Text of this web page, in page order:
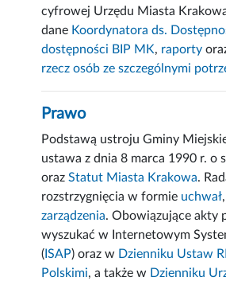
cyfrowej Urzędu Miasta
dane Koordynatora ds.
dostępności BIP MK, raporty
rzecz osób ze szczególnymi
Prawo
Podstawą ustroju Gminy
ustawa z dnia 8 marca 1990 r. o
orazStatut Miasta Krakowa.
rozstrzygnięcia w formie uchwał
zarządzenia. Obowiązujące akty
wyszukać w Internetowym
( ISAP) oraz w Dzienniku Ustaw
Polskimi, a także w Dzienniku